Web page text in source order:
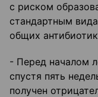
с риском
стандартным
общих
- Перед началом
спустя пять
получен